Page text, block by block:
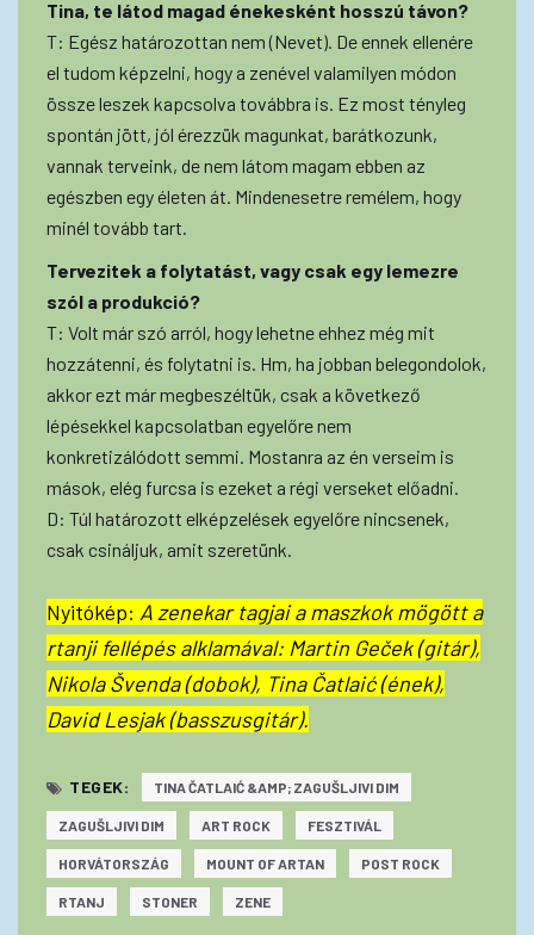
Tina, te látod magad énekesként hosszú távon?
T: Egész határozottan nem (Nevet). De ennek ellenére
el tudom képzelni, hogy a zenével valamilyen módon
össze leszek kapcsolva továbbra is. Ez most tényleg
spontán jött, jól érezzük magunkat, barátkozunk,
vannak terveink, de nem látom magam ebben az
egészben egy életen át. Mindenesetre remélem, hogy
minél tovább tart.
Tervezitek a folytatást, vagy csak egy lemezre
szól a produkció?
T: Volt már szó arról, hogy lehetne ehhez még mit
hozzátenni, és folytatni is. Hm, ha jobban belegondolok,
akkor ezt már megbeszéltük, csak a következő
lépésekkel kapcsolatban egyelőre nem
konkretizálódott semmi. Mostanra az én verseim is
mások, elég furcsa is ezeket a régi verseket előadni.
D: Túl határozott elképzelések egyelőre nincsenek,
csak csináljuk, amit szeretünk.
Nyitókép: A zenekar tagjai a maszkok mögött a
rtanji fellépés alklamával: Martin Geček (gitár),
Nikola Švenda (dobok), Tina Čatlaić (ének),
David Lesjak (basszusgitár).
TEGEK: TINA ČATLAIĆ &AMP; ZAGUŠLJIVI DIM
ZAGUŠLJIVI DIM ART ROCK FESZTIVÁL
HORVÁTORSZÁG MOUNT OF ARTAN POST ROCK
RTANJ STONER ZENE